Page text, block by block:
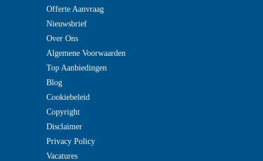
Offerte Aanvraag
Nieuwsbrief
Over Ons
Algemene Voorwaarden
Top Aanbiedingen
Blog
Cookiebeleid
Copyright
Disclaimer
Privacy Policy
Vacatures